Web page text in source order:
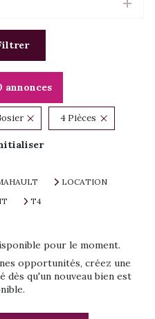
annonces
4 Pièces
LOCATION
T4
pour le moment.
opportunités, créez une
qu'un nouveau bien est